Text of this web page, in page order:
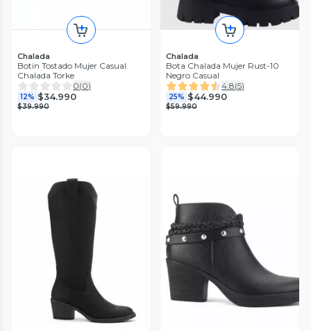
Chalada
Botin Tostado Mujer Casual
Chalada Torke
0(0)
12% $34.990
$39.990
Chalada
Bota Chalada Mujer Rust-10
Negro Casual
4.8(5)
25% $44.990
$59.990